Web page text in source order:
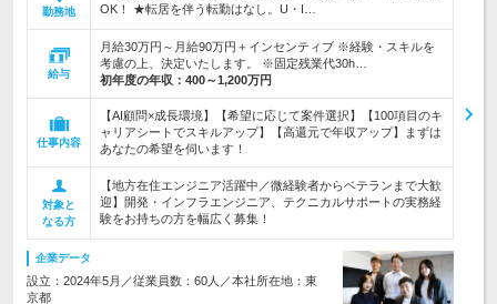
勤務地
OK！ ★転居を伴う転勤はなし。U・I…
給与
月給30万円～月給90万円＋インセンティブ ※経験・スキルを
考慮の上、決定いたします。 ※固定残業代30h…
初年度の年収： 400～1,200万円
仕事内容
【AI顧問×成長環境】【希望に応じて案件選択】【100項目のキ
ャリアシートでスキルアップ】【高還元で年収アップ】まずは
あなたの希望を伺います！
対象と
なる方
【地方在住エンジニア活躍中／微経験者からベテランまで大歓
迎】開発・インフラエンジニア、テクニカルサポートの実務経
験をお持ちの方を幅広く募集！
企業データ
設立：2024年5月／従業員数：60人／本社所在地：東
京都